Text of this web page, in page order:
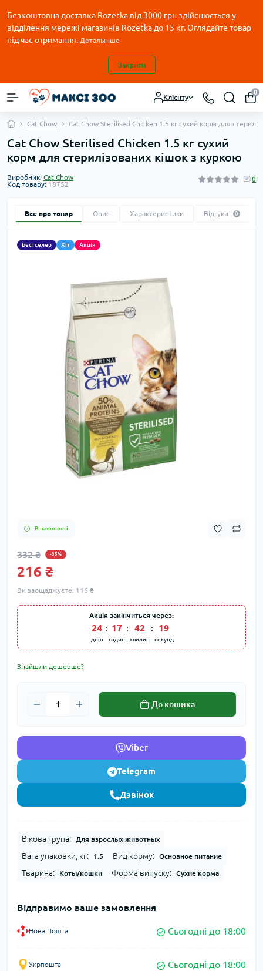
Безкоштовна доставка Rozetka від 3000 грн здійснюється у
відділення мережі магазинів Rozetka до 15 кг. Оглядайте товар
під час отримання. Детальніше
Закрити
Клієнту
0
Cat Chow Cat Chow Sterilised Chicken 1.5 кг сухий корм для
Cat Chow Sterilised Chicken 1.5 кг сухий
корм для стерилізованих кішок з куркою
Виробник: Cat Chow
Код товару: 18752
0
Все про товар Опис Характеристики Відгуки 0
Бестселер Хіт Акція
В наявності
332 ₴ -35%
216 ₴
Ви заощаджуєте: 116 ₴
Акція закінчиться через:
24
днів
: 17
годин
: 42
хвилин
: 19
секунд
Знайшли дешевше?
До кошика
Viber
Telegram
Дзвінок
Вікова група: Для взрослых животных
Вага упаковки, кг: 1.5 Вид корму: Основное питание
Тварина: Коты/кошки Форма випуску: Сухие корма
Відправимо ваше замовлення
Нова Пошта Сьогодні до 18:00
Укрпошта Сьогодні до 18:00